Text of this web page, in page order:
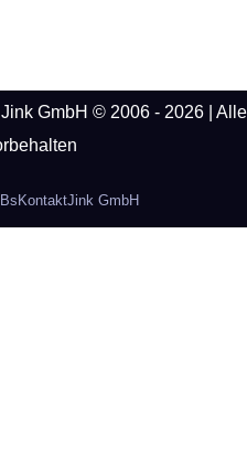
GmbH © 2006 - 2026 | Alle
KontaktJink GmbH